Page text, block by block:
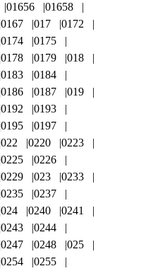
01656
01658
0167 017
0172
0174
0175
0178 0179
018
0183
0184
0186 0187
019
0192
0193
0195
0197
022 0220
0223
0225
0226
0229 023
0233
0235
0237
024 0240
0241
0243
0244
0247 0248
025
0254
0255